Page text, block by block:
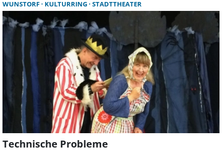
Rathaussaal mit „Dornröschen“ begeisterte, beginnen
jetzt bereits die aktiven Planungen für die diesjährige
Märcheninszenierung. Hans Christian Andersens
berühmtes Kunstmärchen von der „Schneekönigin“ soll
im Dezember dieses Jahres die Augen von großen und
kleinen Märchenfans im Rathaussaal leuchten lassen.
WUNSTORF KULTURRING STADTTHEATER
Technische Probleme